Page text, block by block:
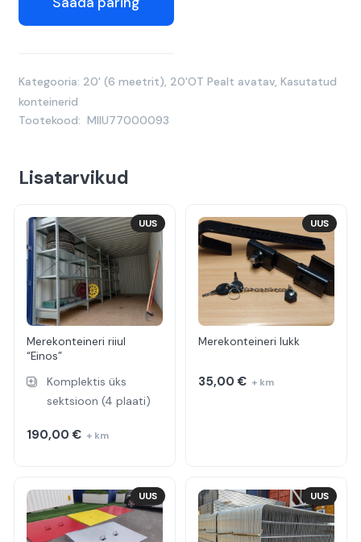
Kategooria: 20' (6 meetrit), 20'OT Pealt avatav, Kasutatud
konteinerid
Tootekood: MIIU77000093
Lisatarvikud
Merekonteineri riiul
“Einos”
Komplektis üks
sektsioon (4 plaati)
190,00€ + km
UUS
Merekonteineri lukk
35,00€ + km
UUS
UUS UUS